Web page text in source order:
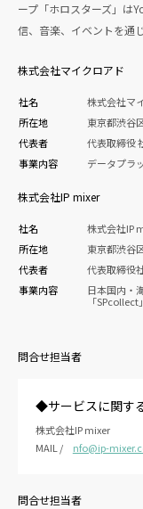
ープ「ホロスターズ」は
信、音楽、イベントを通
株式会社マイクロアド
社名
株式会社マ
所在地
東京都渋谷
代表者
代表取締役
事業内容
データプラ
株式会社IP mixer
社名
株式会社IP
所在地
東京都渋谷
代表者
代表取締役
事業内容
日本国内・
「
問合せ担当者
◆サービスに関す
株式会社IP mixer
MAIL /
nfo@ip-
問合せ担当者